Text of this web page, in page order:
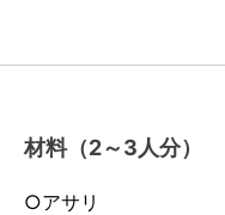
材料（2～3人分）
○アサリ